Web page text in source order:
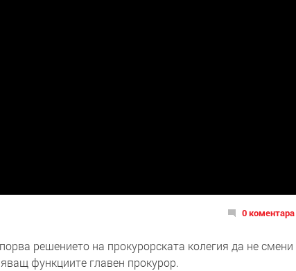
0 коментара
решението на прокурорската колегия да не смени
функциите главен прокурор.